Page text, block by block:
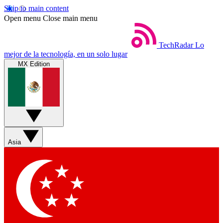
Skip to main content
Open menu Close main menu
TechRadar Lo
mejor de la tecnología, en un solo lugar
MX Edition
Asia